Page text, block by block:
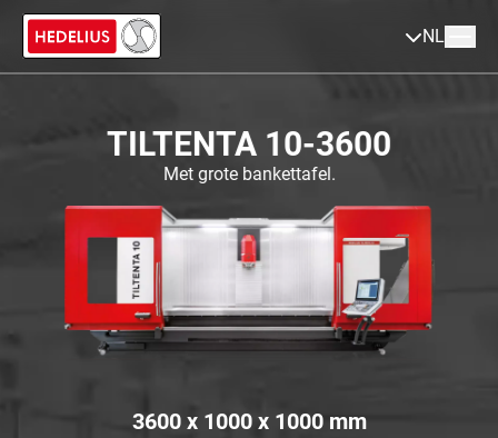
NL
TILTENTA 10-3600
Met grote bankettafel.
3600 x 1000 x 1000 mm